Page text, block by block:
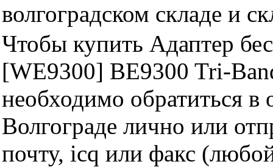
волгоградском складе и
Чтобы купить Адаптер
[WE9300] BE9300 Tri-
необходимо
Волгограде лично или
почту, icq или факс